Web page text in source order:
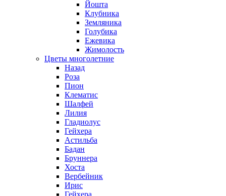
Йошта
Клубника
Земляника
Голубика
Ежевика
Жимолость
Цветы многолетние
Назад
Роза
Пион
Клематис
Шалфей
Лилия
Гладиолус
Гейхера
Астильба
Бадан
Бруннера
Хоста
Вербейник
Ирис
Гейхера